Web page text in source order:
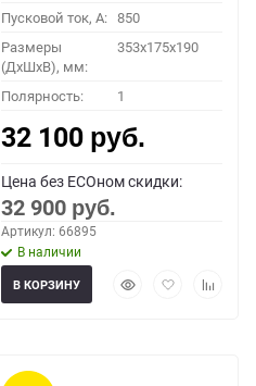
Пусковой ток, A: 850
Размеры
(ДхШхВ), мм:
353x175x190
Полярность: 1
32 100 руб.
Цена без ECOном скидки:
32 900 руб.
Артикул: 66895
В наличии
БыстрыйДобавитьДобавить
В КОРЗИНУ